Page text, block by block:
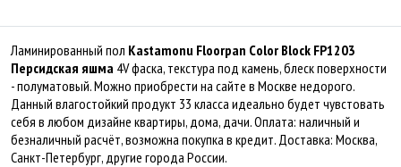
Ламинированный пол Kastamonu Floorpan Color Block FP1203
Персидская яшма 4V фаска, текстура под камень, блеск поверхности
- полуматовый. Можно приобрести на сайте в Москве недорого.
Данный влагостойкий продукт 33 класса идеально будет чувстовать
себя в любом дизайне квартиры, дома, дачи. Оплата: наличный и
безналичный расчёт, возможна покупка в кредит. Доставка: Москва,
Санкт-Петербург, другие города России.